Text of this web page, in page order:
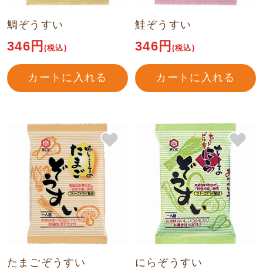
鯛ぞうすい
346円(税込)
カートに入れる
鮭ぞうすい
346円(税込)
カートに入れる
たまごぞうすい にらぞうすい